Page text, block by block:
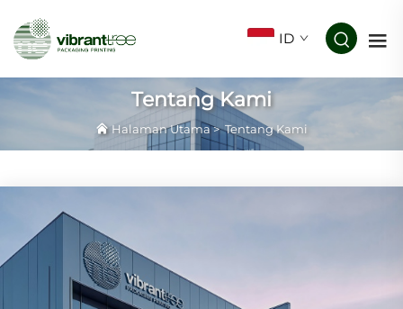
ID
Tentang Kami
Halaman Utama>Tentang Kami